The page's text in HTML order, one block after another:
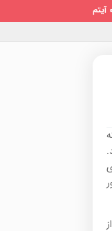
0 آیتم
دی وی